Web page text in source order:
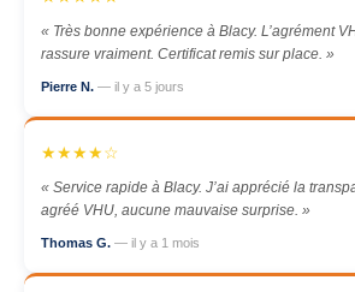
« Très bonne expérience à Blacy. L’agrément
rassure vraiment. Certificat remis sur place. »
Pierre N. — il y a 5 jours
★★★★☆
« Service rapide à Blacy. J’ai apprécié la
agréé VHU, aucune mauvaise surprise. »
Thomas G. — il y a 1 mois